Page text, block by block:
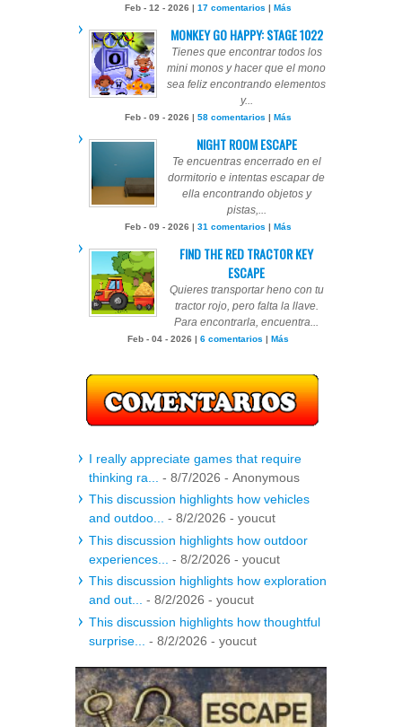
Feb - 12 - 2026 | 17 comentarios | Más
MONKEY GO HAPPY: STAGE 1022
Tienes que encontrar todos los
mini monos y hacer que el mono
sea feliz encontrando elementos
y...
Feb - 09 - 2026 | 58 comentarios | Más
NIGHT ROOM ESCAPE
Te encuentras encerrado en el
dormitorio e intentas escapar de
ella encontrando objetos y
pistas,...
Feb - 09 - 2026 | 31 comentarios | Más
FIND THE RED TRACTOR KEY
ESCAPE
Quieres transportar heno con tu
tractor rojo, pero falta la llave.
Para encontrarla, encuentra...
Feb - 04 - 2026 | 6 comentarios | Más
I really appreciate games that require
thinking ra...
- 8/7/2026 - Anonymous
This discussion highlights how vehicles
and outdoo... - 8/2/2026 - youcut
This discussion highlights how outdoor
experiences...
- 8/2/2026 - youcut
This discussion highlights how exploration
and out... - 8/2/2026 - youcut
This discussion highlights how thoughtful
surprise...
- 8/2/2026 - youcut